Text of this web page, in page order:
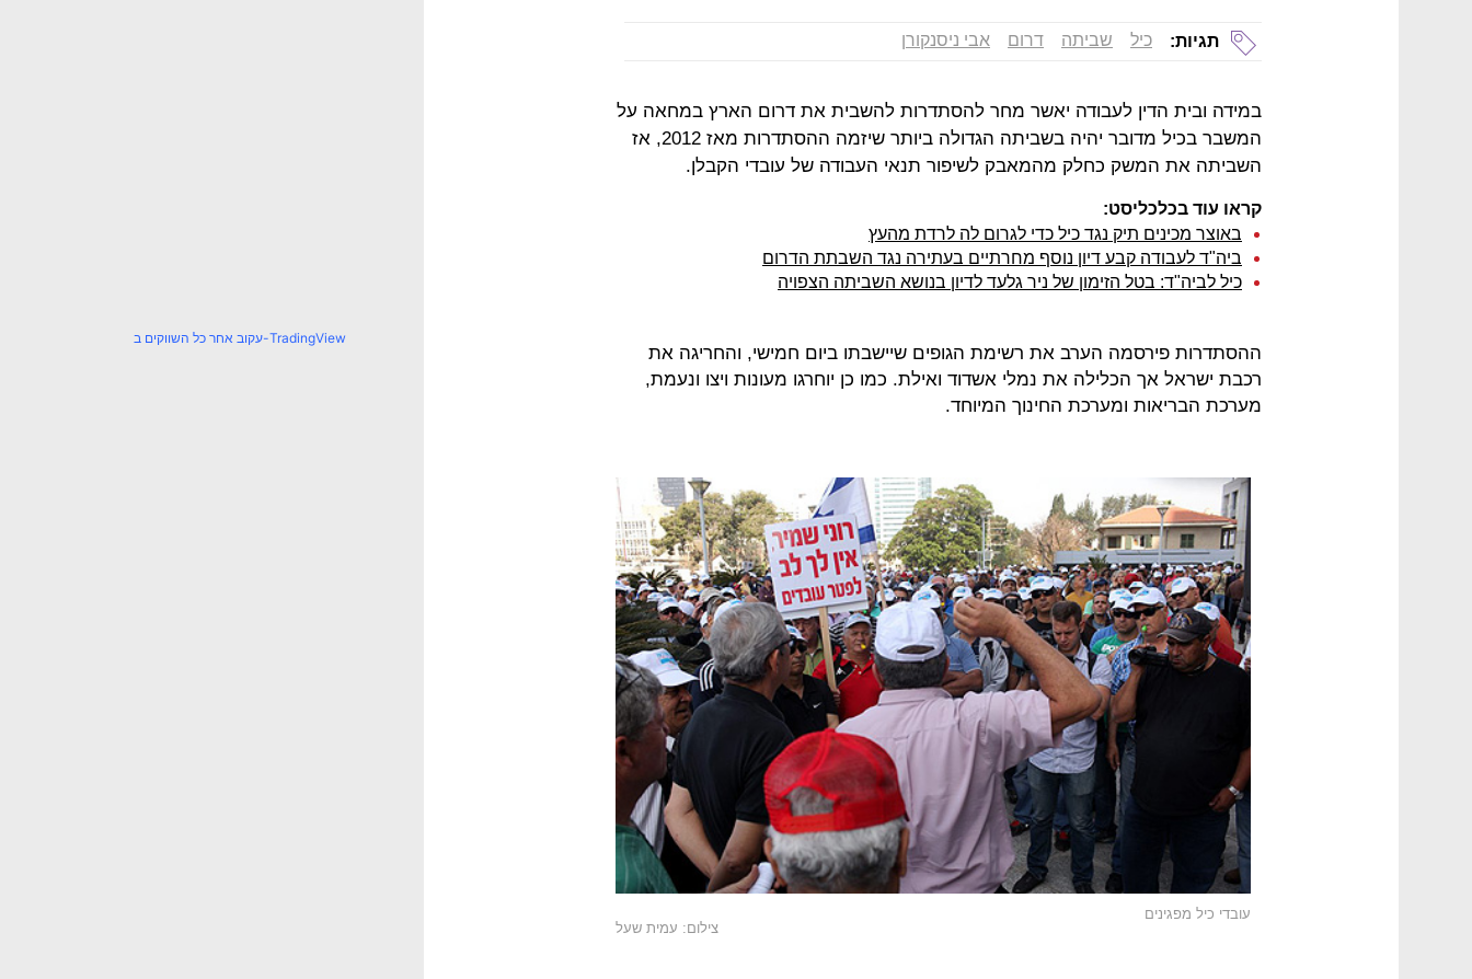
תגיות: כיל שביתה דרום אבי ניסנקורן
במידה ובית הדין לעבודה יאשר מחר להסתדרות להשבית את דרום הארץ במחאה על
המשבר בכיל מדובר יהיה בשביתה הגדולה ביותר שיזמה ההסתדרות מאז 2012, אז
השביתה את המשק כחלק מהמאבק לשיפור תנאי העבודה של עובדי הקבלן.
קראו עוד בכלכליסט:
באוצר מכינים תיק נגד כיל כדי לגרום לה לרדת מהעץ
ביה"ד לעבודה קבע דיון נוסף מחרתיים בעתירה נגד השבתת הדרום
כיל לביה"ד: בטל הזימון של ניר גלעד לדיון בנושא השביתה הצפויה
ההסתדרות פירסמה הערב את רשימת הגופים שיישבתו ביום חמישי, והחריגה את
רכבת ישראל אך הכלילה את נמלי אשדוד ואילת. כמו כן יוחרגו מעונות ויצו ונעמת,
מערכת הבריאות ומערכת החינוך המיוחד.
עובדי כיל מפגינים
צילום: עמית שעל
עקוב אחר כל השווקים ב-TradingView